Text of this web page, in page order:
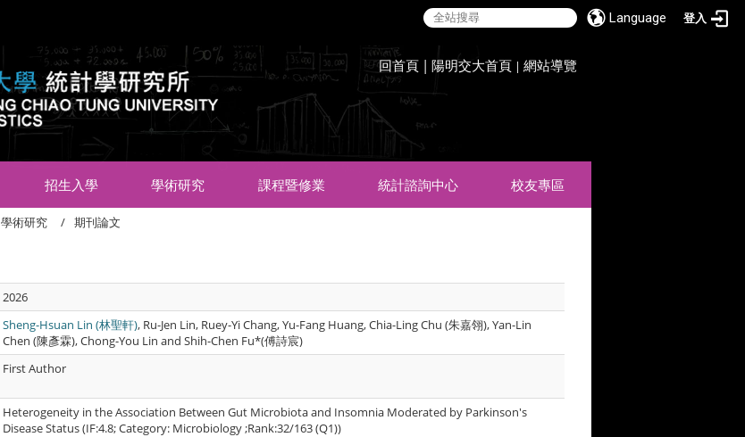
Language 登入
回首頁 | 陽明交大首頁 |網站導覽
招生入學 學術研究 課程暨修業 統計諮詢中心 校友專區
學術研究 期刊論文
2026
Sheng-Hsuan Lin (林聖軒), Ru-Jen Lin, Ruey-Yi Chang, Yu-Fang Huang, Chia-Ling Chu (朱嘉翎), Yan-Lin
Chen (陳彥霖), Chong-You Lin and Shih-Chen Fu*(傅詩宸)
First Author
Heterogeneity in the Association Between Gut Microbiota and Insomnia Moderated by Parkinson's
Disease Status (IF:4.8; Category: Microbiology ;Rank:32/163 (Q1))